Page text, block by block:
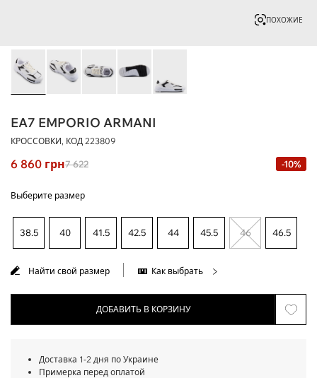
ПОХОЖИЕ
EA7 EMPORIO ARMANI
КРОССОВКИ, КОД 223809
6 860 грн7 622 -10%
Выберите размер
38.5 40 41.5 42.5 44 45.5 46 46.5
Найти свой размер Как выбрать
ДОБАВИТЬ В КОРЗИНУ
Доставка 1-2 дня по Украине
Примерка перед оплатой